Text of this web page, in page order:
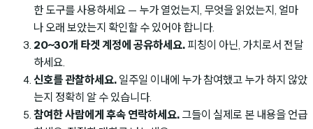
한 도구를 사용하세요 — 누가 열었는지, 무엇을 읽었는지, 얼마
나 오래 보았는지 확인할 수 있어야 합니다.
20~30개 타겟 계정에 공유하세요. 피칭이 아닌, 가치로서 전달
하세요.
신호를 관찰하세요. 일주일 이내에 누가 참여했고 누가 하지 않았
는지 정확히 알 수 있습니다.
참여한 사람에게 후속 연락하세요. 그들이 실제로 본 내용을 언급